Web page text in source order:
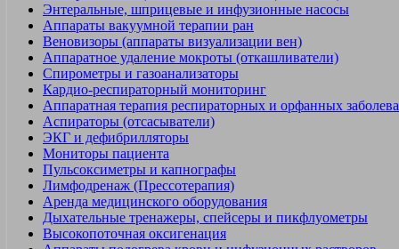
Энтеральные, шприцевые и инфузионные насосы
Аппараты вакуумной терапии ран
Веновизоры (аппараты визуализации вен)
Аппаратное удаление мокроты (откашливатели)
Спирометры и газоанализаторы
Кардио-респираторный мониторинг
Аппаратная терапия респираторных и орфанных
Аспираторы (отсасыватели)
ЭКГ и дефибрилляторы
Мониторы пациента
Пульсоксиметры и капнографы
Лимфодренаж (Прессотерапия)
Аренда медицинского оборудования
Дыхательные тренажеры, спейсеры и пикфлуометры
Высокопоточная оксигенация